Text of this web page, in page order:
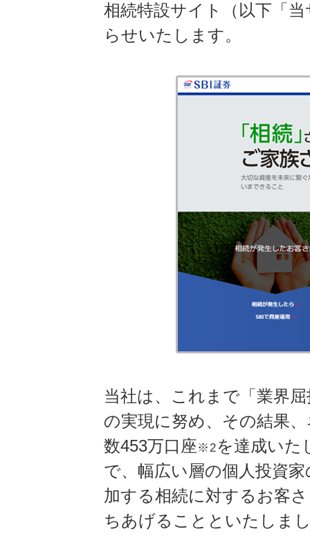
相続特設サイト（以下「
らせいたします。
当社は、これまで「業界
の実現に努め、その結果
数453万口座※2を達成いた
で、幅広い層の個人投資
加する相続に対するお客
ちあげることといたしま